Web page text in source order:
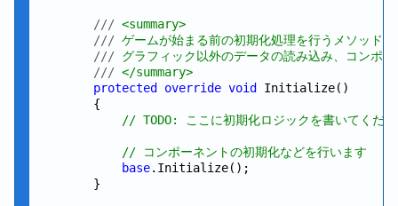
/// <summary>
/// ゲームが始まる前の初期化処理を行うメソッド
/// グラフィック以外のデータの読み込み、コンポ
/// </summary>
protected
override void
Initialize()
        {
// TODO: ここに初期化ロジックを書いてくだ
// コンポーネントの初期化などを行います
base.Initialize();
        }